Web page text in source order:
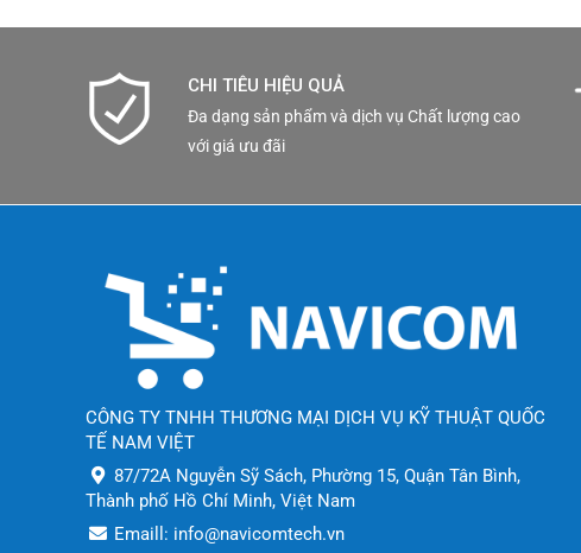
CHI TIÊU HIỆU QUẢ
Đa dạng sản phẩm và dịch vụ Chất lượng cao
với giá ưu đãi
CÔNG TY TNHH THƯƠNG MẠI DỊCH VỤ KỸ THUẬT QUỐC
TẾ NAM VIỆT
87/72A Nguyễn Sỹ Sách, Phường 15, Quận Tân Bình,
Thành phố Hồ Chí Minh, Việt Nam
Emaill: info@navicomtech.vn